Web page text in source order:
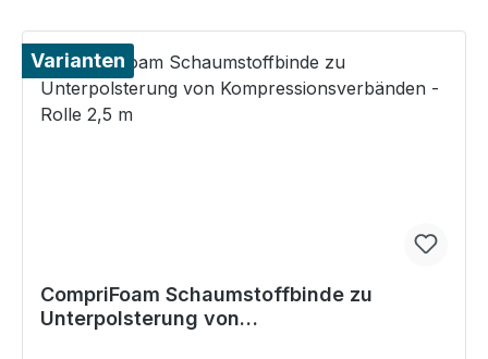
Varianten
CompriFoam Schaumstoffbinde zu
Unterpolsterung von